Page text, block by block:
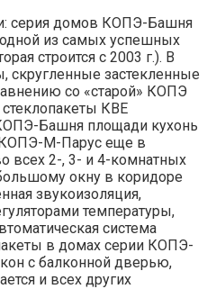
серия домов КОПЭ-Башня
из самых успешных
строится с 2003 г.). В
скругленные застекленные
со «старой» КОПЭ
КВЕ
Башня площади кухонь
КОПЭ-М-Парус еще в
всех 2-, 3- и 4-комнатных
окну в коридоре
звукоизоляция,
температуры,
система
в домах серии КОПЭ-
с балконной дверью,
и всех других